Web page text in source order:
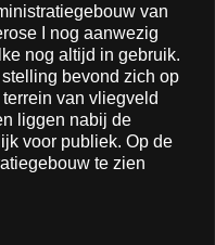
van
I nog aanwezig
nog altijd in gebruik.
stelling bevond zich op
terrein van vliegveld
liggen nabij de
voor publiek. Op de
te zien